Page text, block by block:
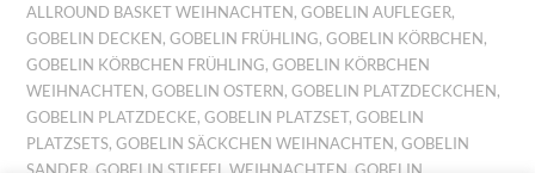
ALLROUND BASKET WEIHNACHTEN ,GOBELIN AUFLEGER,
GOBELIN DECKEN ,GOBELIN FRÜHLING,GOBELIN KÖRBCHEN ,
GOBELIN KÖRBCHEN FRÜHLING,GOBELIN KÖRBCHEN
WEIHNACHTEN ,GOBELIN OSTERN ,GOBELIN PLATZDECKCHEN ,
GOBELIN PLATZDECKE,GOBELIN PLATZSET,GOBELIN
PLATZSETS,GOBELIN SÄCKCHEN WEIHNACHTEN ,GOBELIN